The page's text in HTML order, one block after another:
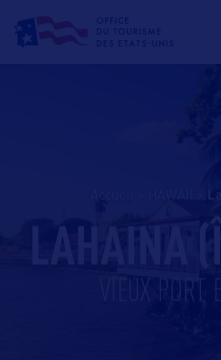
LAHAINA
VIEUX